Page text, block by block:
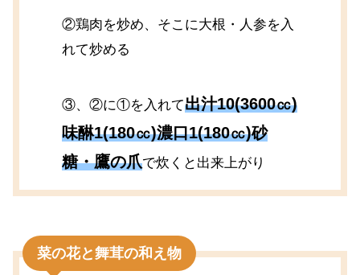
②鶏肉を炒め、そこに大根・人参を入
れて炒める
③、②に①を入れて出汁10(3600㏄)
味醂1(180㏄)濃口1(180㏄)砂
糖・鷹の爪で炊くと出来上がり
菜の花と舞茸の和え物